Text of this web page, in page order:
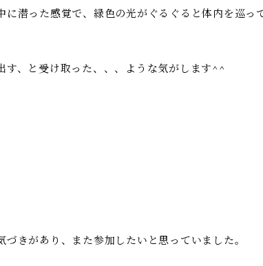
に潜った感覚で、緑色の光がぐるぐると体内を巡っ
す、と受け取った、、、ような気がします^^
きがあり、また参加したいと思っていました。